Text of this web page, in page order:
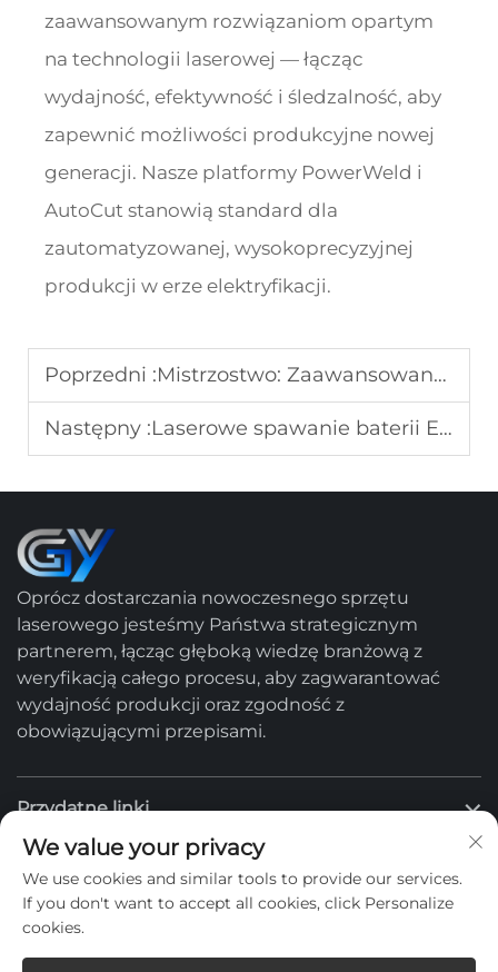
zaawansowanym rozwiązaniom opartym
na technologii laserowej — łącząc
wydajność, efektywność i śledzalność, aby
zapewnić możliwości produkcyjne nowej
generacji. Nasze platformy PowerWeld i
AutoCut stanowią standard dla
zautomatyzowanej, wysokoprecyzyjnej
produkcji w erze elektryfikacji.
Poprzedni :Mistrzostwo: Zaawansowane techniki mikrospawania implantów medycznych (MediWeld-50)
Następny :Laserowe spawanie baterii EV: przewodnik po zabezpieczaniu ogniw typu 21700
Oprócz dostarczania nowoczesnego sprzętu
laserowego jesteśmy Państwa strategicznym
partnerem, łącząc głęboką wiedzę branżową z
weryfikacją całego procesu, aby zagwarantować
wydajność produkcji oraz zgodność z
obowiązującymi przepisami.
Przydatne linki
Produkty
Skontaktuj się z nami
We value your privacy
We use cookies and similar tools to provide our services.
If you don't want to accept all cookies, click Personalize
cookies.